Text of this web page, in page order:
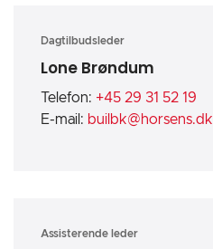
Dagtilbudsleder
Lone Brøndum
Telefon: +45 29 31 52 19
E-mail: builbk@horsens.dk
Assisterende leder